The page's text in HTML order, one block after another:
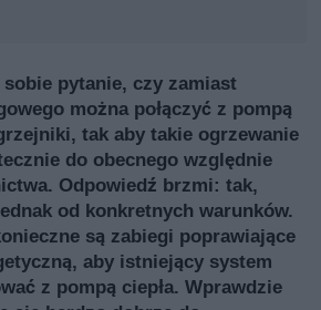
pytanie, czy zamiast
można połączyć z pompą
tak aby takie ogrzewanie
do obecnego względnie
Odpowiedź brzmi: tak,
od konkretnych warunków.
są zabiegi poprawiające
aby istniejący system
z pompą ciepła. Wprawdzie